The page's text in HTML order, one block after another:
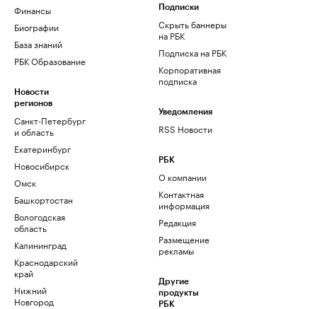
Финансы
Биографии
База знаний
РБК Образование
Новости
регионов
Санкт-Петербург
и область
Екатеринбург
Новосибирск
Омск
Башкортостан
Вологодская
область
Калининград
Краснодарский
край
Нижний
Новгород
Подписки
Скрыть баннеры
на РБК
Подписка на РБК
Корпоративная
подписка
Уведомления
RSS Новости
РБК
О компании
Контактная
информация
Редакция
Размещение
рекламы
Другие
продукты
РБК